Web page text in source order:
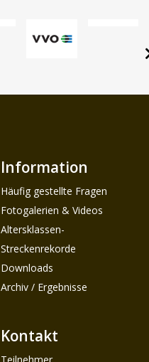
Information
Häufig gestellte Fragen
Fotogalerien & Videos
Altersklassen-
Streckenrekorde
Downloads
Archiv / Ergebnisse
Kontakt
Teilnehmer